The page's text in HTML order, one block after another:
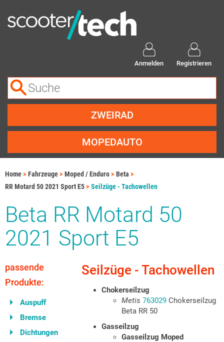
Anmelden Registrieren
ZWEIRAD
MOPEDAUTO
Home Fahrzeuge Moped / Enduro
Beta
RR Motard 50 2021 Sport E5
Seilzüge - Tachowellen
Beta RR Motard 50
2021 Sport E5
passende
Produkte:
Auspuff
Bremse
Dichtungen
Seilzüge - Tachowellen
Chokerseilzug
Metis 763029Chokerseilzug
Beta RR 50
Gasseilzug
Gasseilzug Moped